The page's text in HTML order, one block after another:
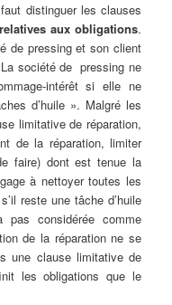
distinguer les clauses
aux obligations.
de pressing et son client
société de pressing ne
intérêt si elle ne
d’huile ». Malgré les
limitative de réparation,
de la réparation, limiter
faire) dont est tenue la
à nettoyer toutes les
reste une tâche d’huile
pas considérée comme
de la réparation ne se
une clause limitative de
les obligations que le